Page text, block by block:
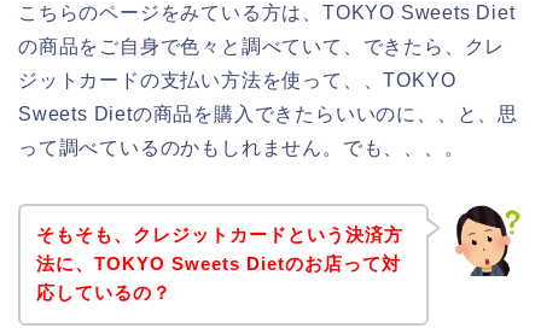
こちらのページをみている方は、TOKYO Sweets Diet
の商品をご自身で色々と調べていて、できたら、クレ
ジットカードの支払い方法を使って、、TOKYO
Sweets Dietの商品を購入できたらいいのに、、と、思
って調べているのかもしれません。でも、、、。
そもそも、クレジットカードという決済方
法に、TOKYO Sweets Dietのお店って対
応しているの？